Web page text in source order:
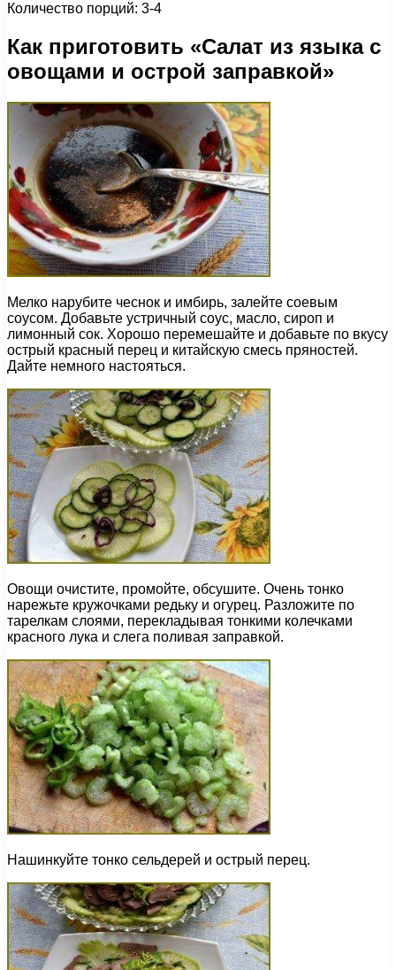
Количество порций: 3-4
Как приготовить «Салат из языка с
овощами и острой заправкой»
Мелко нарубите чеснок и имбирь, залейте соевым
соусом. Добавьте устричный соус, масло, сироп и
лимонный сок. Хорошо перемешайте и добавьте по вкусу
острый красный перец и китайскую смесь пряностей.
Дайте немного настояться.
Овощи очистите, промойте, обсушите. Очень тонко
нарежьте кружочками редьку и огурец. Разложите по
тарелкам слоями, перекладывая тонкими колечками
красного лука и слега поливая заправкой.
Нашинкуйте тонко сельдерей и острый перец.